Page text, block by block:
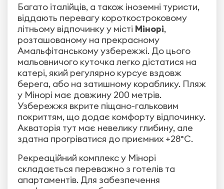
Багато італійців, а також іноземні туристи,
віддають перевагу короткостроковому
літньому відпочинку у місті Мінорі,
розташованому на прекрасному
Амальфітанському узбережжі. До цього
мальовничого куточка легко дістатися на
катері, який регулярно курсує вздовж
берега, або на затишному кораблику. Пляж
у Мінорі має довжину 200 метрів.
Узбережжя вкрите піщано-гальковим
покриттям, що додає комфорту відпочинку.
Акваторія тут має невелику глибину, але
здатна прогріватися до приємних +28°С.
Рекреаційний комплекс у Мінорі
складається переважно з готелів та
апартаментів. Для забезпечення